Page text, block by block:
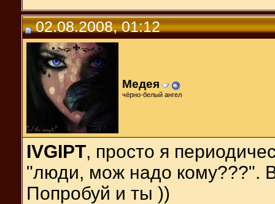
02.08.2008, 01:12
Медея
чёрно-белый ангел
IVGIPT, просто я
"люди, мож надо кому???".
Попробуй и ты ))